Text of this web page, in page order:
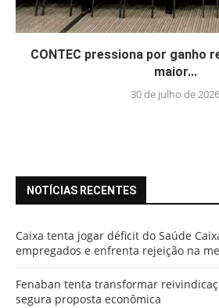
CONTEC pressiona por ganho
maior...
30 de julho de 2026
NOTÍCIAS RECENTES
Caixa tenta jogar déficit do Saúde
empregados e enfrenta rejeição na
Fenaban tenta transformar
segura proposta econômica